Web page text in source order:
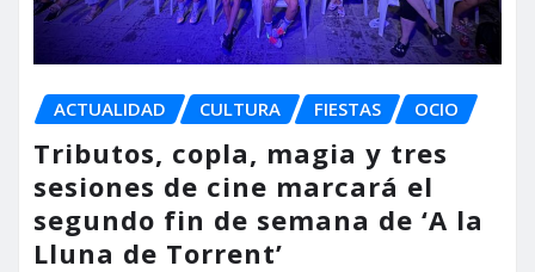
ACTUALIDAD CULTURA FIESTAS OCIO
Tributos, copla, magia y tres
sesiones de cine marcará el
segundo fin de semana de ‘A la
Lluna de Torrent’